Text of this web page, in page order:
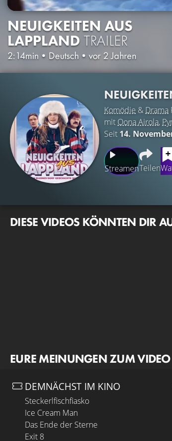
NEUIGKEITEN AUS
LAPPLAND TRAILER
2:14min • Deutsch • vor 2 Jahren
Komödie & Drama
mit Oona Airola,
Seit 14.
StreamenTeilen
DIESE VIDEOS KÖNNTEN DIR
EURE MEINUNGEN ZUM VIDEO
DEMNÄCHST IM KINO
Steckerlfischfiasko
Ice Cream Man
Das Ende der Sterne
Exit 8